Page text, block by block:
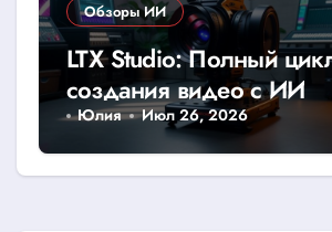
Обзоры ИИ
LTX Studio: Полный
создания видео с ИИ
Юлия Июл 26, 2026